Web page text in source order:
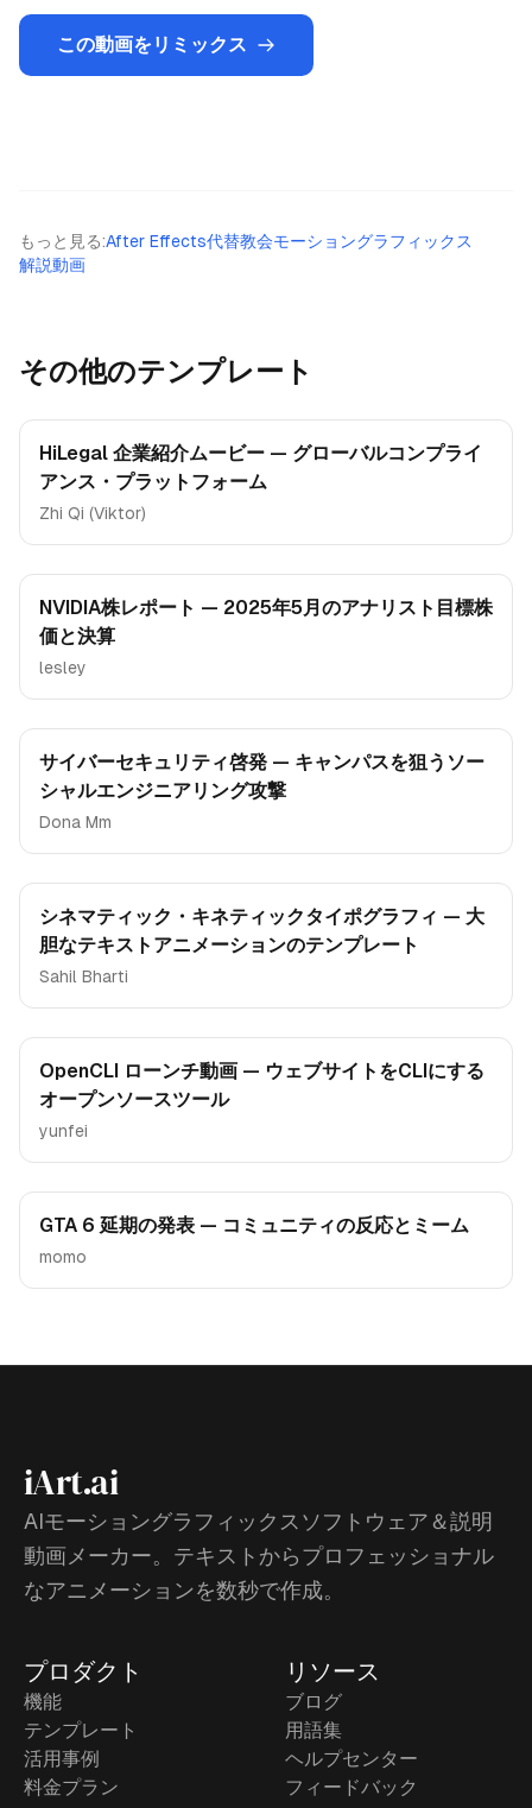
この動画をリミックス
もっと見る:After Effects代替教会モーショングラフィックス
解説動画
その他のテンプレート
HiLegal 企業紹介ムービー — グローバルコンプライ
アンス・プラットフォーム
Zhi Qi (Viktor)
NVIDIA株レポート — 2025年5月のアナリスト目標株
価と決算
lesley
サイバーセキュリティ啓発 — キャンパスを狙うソー
シャルエンジニアリング攻撃
Dona Mm
シネマティック・キネティックタイポグラフィ — 大
胆なテキストアニメーションのテンプレート
Sahil Bharti
OpenCLI ローンチ動画 — ウェブサイトをCLIにする
オープンソースツール
yunfei
GTA 6 延期の発表 — コミュニティの反応とミーム
momo
iArt.ai
AIモーショングラフィックスソフトウェア＆説明
動画メーカー。テキストからプロフェッショナル
なアニメーションを数秒で作成。
プロダクト
機能
テンプレート
活用事例
料金プラン
リソース
ブログ
用語集
ヘルプセンター
フィードバック